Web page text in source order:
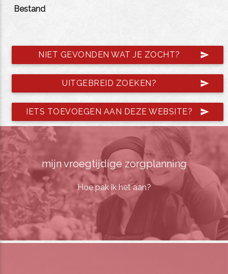
Bestand
NIET GEVONDEN WAT JE ZOCHT? send
UITGEBREID ZOEKEN? send
IETS TOEVOEGEN AAN DEZE WEBSITE? send
mijn vroegtijdige zorgplanning
Hoe pak ik het aan?